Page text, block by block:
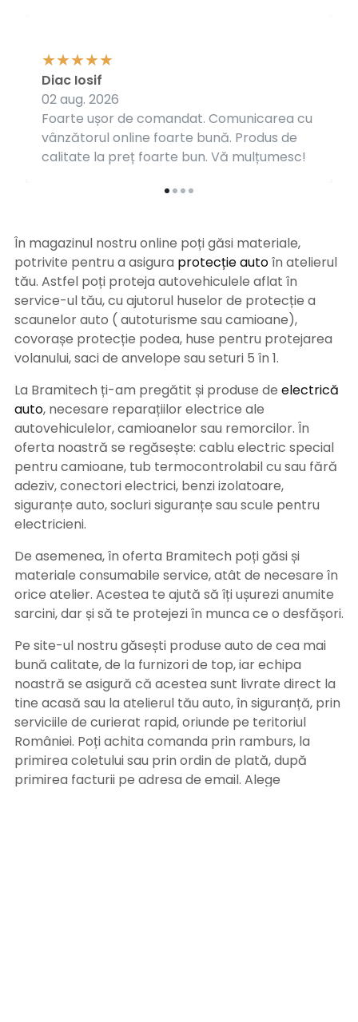
Foarte ușor de comandat. Comunicarea cu
vânzătorul online foarte bună. Produs de
calitate la preț foarte bun. Vă mulțumesc!
Diac Iosif
02 aug. 2026
În magazinul nostru online poți găsi materiale,
potrivite pentru a asigura protecție autoîn atelierul
tău. Astfel poți proteja autovehiculele aflat în
service-ul tău, cu ajutorul huselor de protecție a
scaunelor auto ( autoturisme sau camioane),
covorașe protecție podea, huse pentru protejarea
volanului, saci de anvelope sau seturi 5 în 1.
La Bramitech ți-am pregătit și produse de electrică
auto, necesare reparațiilor electrice ale
autovehiculelor, camioanelor sau remorcilor. În
oferta noastră se regăsește: cablu electric special
pentru camioane, tub termocontrolabil cu sau fără
adeziv, conectori electrici, benzi izolatoare,
siguranțe auto, socluri siguranțe sau scule pentru
electricieni.
De asemenea, în oferta Bramitech poți găsi și
materiale consumabile service, atât de necesare în
orice atelier. Acestea te ajută să îți ușurezi anumite
sarcini, dar și să te protejezi în munca ce o desfășori.
Pe site-ul nostru găsești produse auto de cea mai
bună calitate, de la furnizori de top, iar echipa
noastră se asigură că acestea sunt livrate direct la
tine acasă sau la atelierul tău auto, în siguranță, prin
serviciile de curierat rapid, oriunde pe teritoriul
României. Poți achita comanda prin ramburs, la
primirea coletului sau prin ordin de plată, după
primirea facturii pe adresa de email. Alege